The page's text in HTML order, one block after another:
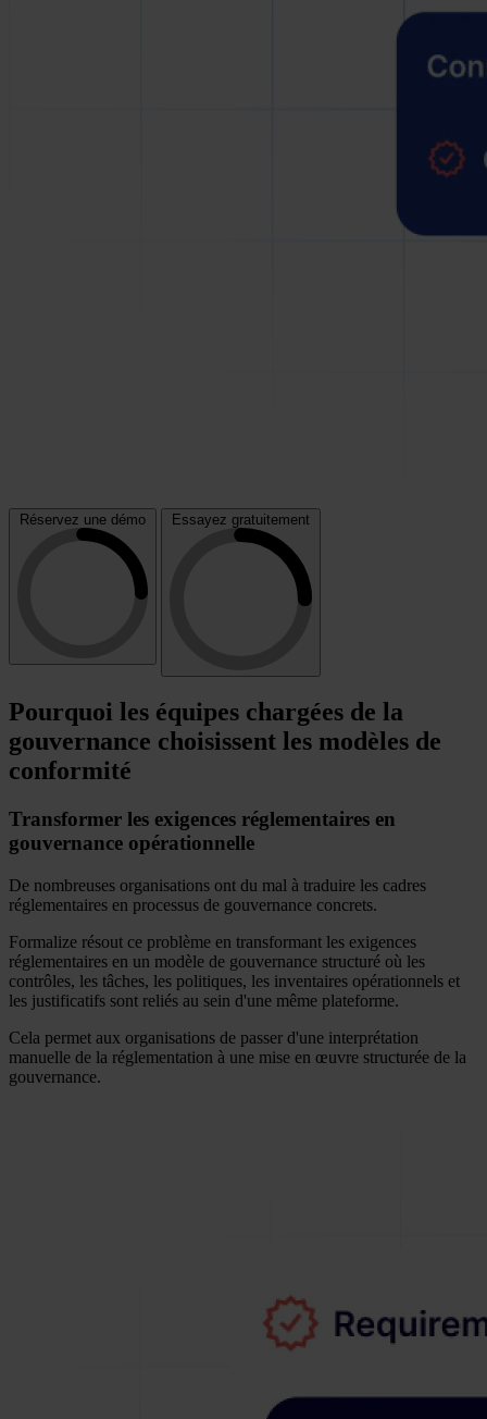
Réservez une démo Essayez gratuitement
Pourquoi les équipes chargées de la
gouvernance choisissent les modèles de
conformité
Transformer les exigences réglementaires en
gouvernance opérationnelle
De nombreuses organisations ont du mal à traduire les cadres
réglementaires en processus de gouvernance concrets.
Formalize résout ce problème en transformant les exigences
réglementaires en un modèle de gouvernance structuré où les
contrôles, les tâches, les politiques, les inventaires opérationnels et
les justificatifs sont reliés au sein d'une même plateforme.
Cela permet aux organisations de passer d'une interprétation
manuelle de la réglementation à une mise en œuvre structurée de la
gouvernance.